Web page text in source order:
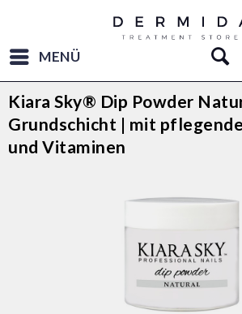
MENÜ
Kiara Sky® Dip Powder
Grundschicht | mit
und Vitaminen